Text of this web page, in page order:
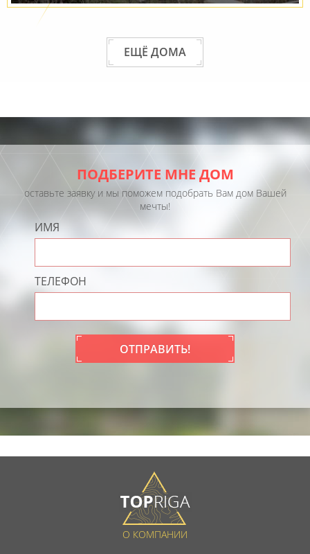
ЕЩЁ ДОМА
ПОДБЕРИТЕ МНЕ ДОМ
оставьте заявку и мы поможем подобрать Вам дом Вашей
мечты!
ИМЯ
ТЕЛЕФОН
ОТПРАВИТЬ!
О КОМПАНИИ